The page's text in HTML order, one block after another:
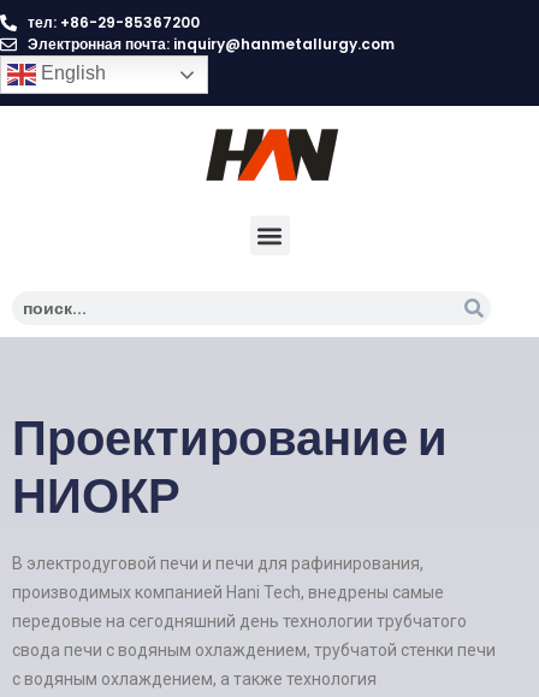
тел: +86-29-85367200
Электронная почта: inquiry@hanmetallurgy.com
English
Проектирование и
НИОКР
В электродуговой печи и печи для рафинирования,
производимых компанией Hani Tech, внедрены самые
передовые на сегодняшний день технологии трубчатого
свода печи с водяным охлаждением, трубчатой стенки печи
с водяным охлаждением, а также технология